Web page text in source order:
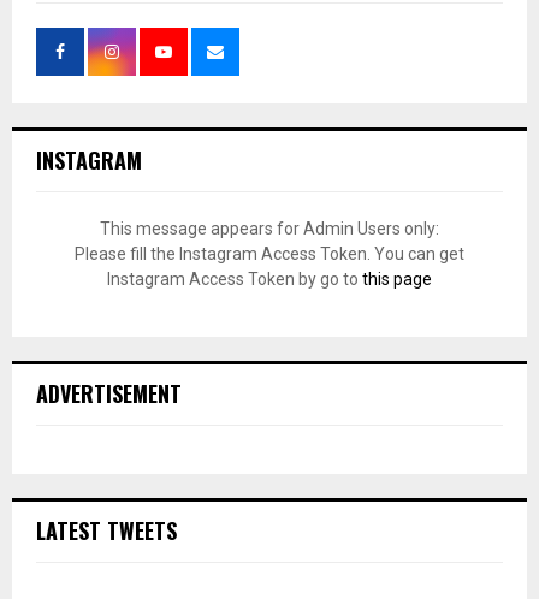
INSTAGRAM
This message appears for Admin Users only:
Please fill the Instagram Access Token. You can get
Instagram Access Token by go to this page
ADVERTISEMENT
LATEST TWEETS